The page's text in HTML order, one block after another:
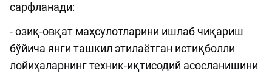
сарфланади:
- озиқ-овқат маҳсулотларини ишлаб чиқариш
бўйича янги ташкил этилаётган истиқболли
лойиҳаларнинг техник-иқтисодий асосланишини